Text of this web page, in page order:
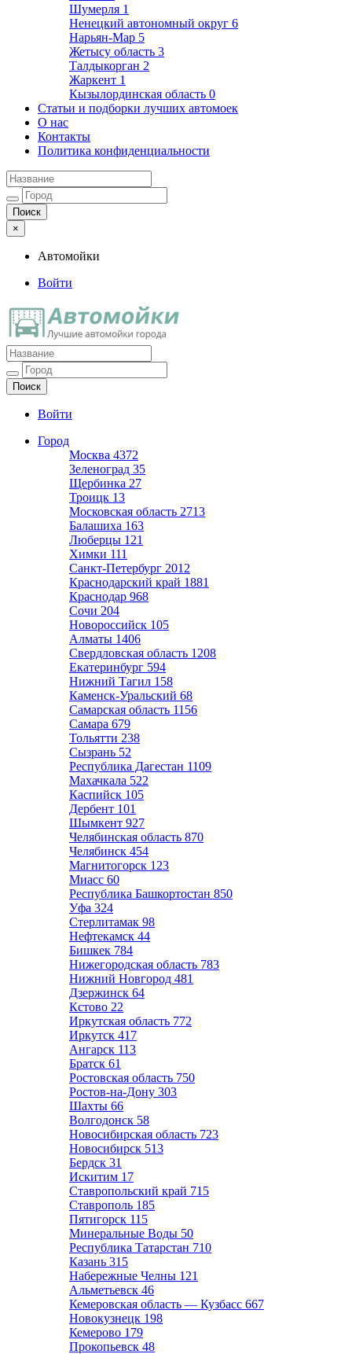
Шумерля 1
Ненецкий автономный округ 6
Нарьян-Мар 5
Жетысу область 3
Талдыкорган 2
Жаркент 1
Кызылординская область 0
Статьи и подборки лучших автомоек
О нас
Контакты
Политика конфиденциальности
×
Автомойки
Войти
Автомойки
Ещё один сайт на WordPress
Войти
Город
Москва 4372
Зеленоград 35
Щербинка 27
Троицк 13
Московская область 2713
Балашиха 163
Люберцы 121
Химки 111
Санкт-Петербург 2012
Краснодарский край 1881
Краснодар 968
Сочи 204
Новороссийск 105
Алматы 1406
Свердловская область 1208
Екатеринбург 594
Нижний Тагил 158
Каменск-Уральский 68
Самарская область 1156
Самара 679
Тольятти 238
Сызрань 52
Республика Дагестан 1109
Махачкала 522
Каспийск 105
Дербент 101
Шымкент 927
Челябинская область 870
Челябинск 454
Магнитогорск 123
Миасс 60
Республика Башкортостан 850
Уфа 324
Стерлитамак 98
Нефтекамск 44
Бишкек 784
Нижегородская область 783
Нижний Новгород 481
Дзержинск 64
Кстово 22
Иркутская область 772
Иркутск 417
Ангарск 113
Братск 61
Ростовская область 750
Ростов-на-Дону 303
Шахты 66
Волгодонск 58
Новосибирская область 723
Новосибирск 513
Бердск 31
Искитим 17
Ставропольский край 715
Ставрополь 185
Пятигорск 115
Минеральные Воды 50
Республика Татарстан 710
Казань 315
Набережные Челны 121
Альметьевск 46
Кемеровская область — Кузбасс 667
Новокузнецк 198
Кемерово 179
Прокопьевск 48